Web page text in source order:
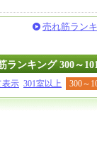
売れ筋ラン
ランキング 300～
表示 301室以上 300～